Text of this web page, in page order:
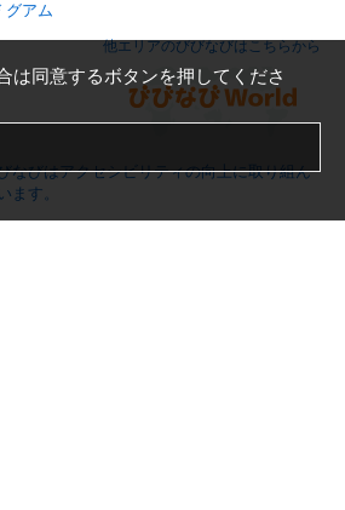
グアム
他エリアのびびなびはこちらから
なびはアクセシビリティの向上に取り組ん
ます。
は同意するボタンを押してくださ